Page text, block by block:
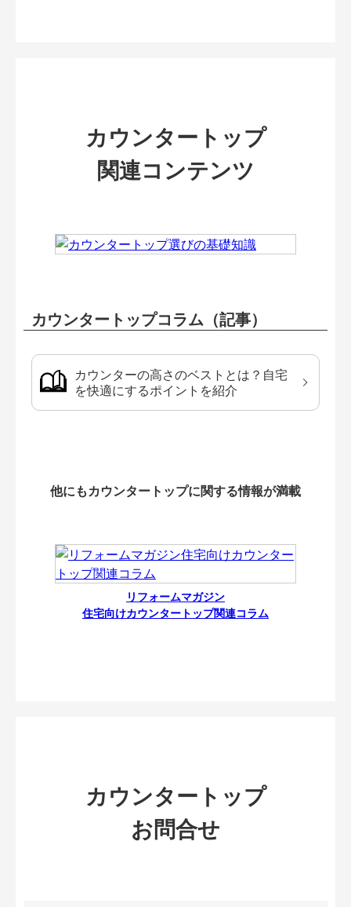
カウンタートップ
関連コンテンツ
カウンタートップコラム（記事）
カウンターの高さのベストとは？自宅
を快適にするポイントを紹介
他にもカウンタートップに関する情報が満載
リフォームマガジン
住宅向けカウンタートップ関連コラム
カウンタートップ
お問合せ